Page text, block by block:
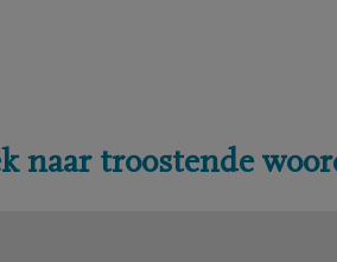
naar troostende